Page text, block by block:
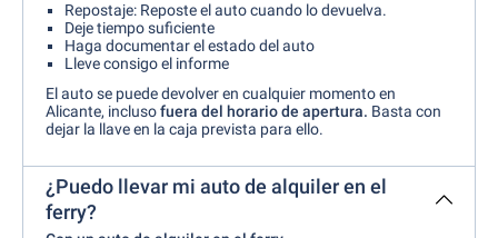
Repostaje: Reposte el auto cuando lo devuelva.
Deje tiempo suficiente
Haga documentar el estado del auto
Lleve consigo el informe
El auto se puede devolver en cualquier momento en
Alicante, inclusofuera del horario de apertura. Basta con
dejar la llave en la caja prevista para ello.
¿Puedo llevar mi auto de alquiler en el
ferry?